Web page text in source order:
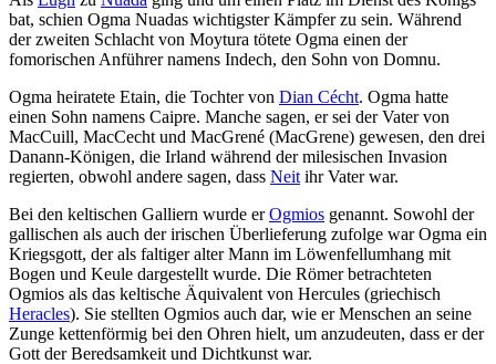
bat, schien Ogma Nuadas wichtigster Kämpfer zu sein. Während
der zweiten Schlacht von Moytura tötete Ogma einen der
fomorischen Anführer namens Indech, den Sohn von Domnu.
Ogma heiratete Etain, die Tochter von Dian Cécht. Ogma hatte
einen Sohn namens Caipre. Manche sagen, er sei der Vater von
MacCuill, MacCecht und MacGrené (MacGrene) gewesen, den drei
Danann-Königen, die Irland während der milesischen Invasion
regierten, obwohl andere sagen, dass Neit ihr Vater war.
Bei den keltischen Galliern wurde erOgmios genannt. Sowohl der
gallischen als auch der irischen Überlieferung zufolge war Ogma ein
Kriegsgott, der als faltiger alter Mann im Löwenfellumhang mit
Bogen und Keule dargestellt wurde. Die Römer betrachteten
Ogmios als das keltische Äquivalent von Hercules (griechisch
Heracles). Sie stellten Ogmios auch dar, wie er Menschen an seine
Zunge kettenförmig bei den Ohren hielt, um anzudeuten, dass er der
Gott der Beredsamkeit und Dichtkunst war.